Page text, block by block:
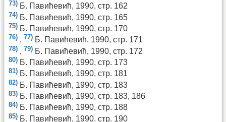
73) Б. Павићевић, 1990, стр. 162
74) Б. Павићевић, 1990, стр. 165
75) Б. Павићевић, 1990, стр. 170
76) , 77) Б. Павићевић, 1990, стр. 171
78) , 79) Б. Павићевић, 1990, стр. 172
80) Б. Павићевић, 1990, стр. 173
81) Б. Павићевић, 1990, стр. 181
82) Б. Павићевић, 1990, стр. 183
83) Б. Павићевић, 1990, стр. 183, 186
84) Б. Павићевић, 1990, стр. 188
85) Б. Павићевић, 1990, стр. 190